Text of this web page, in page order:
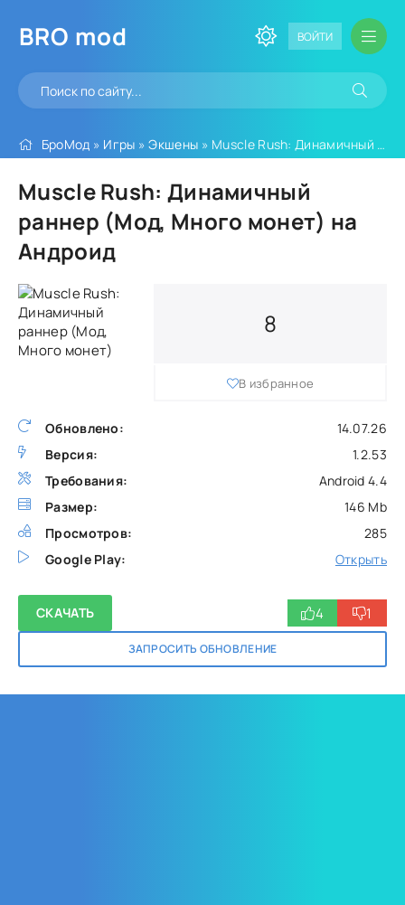
BRO mod ВОЙТИ
БроМод » Игры »Экшены » Muscle Rush: Динамичный раннер (Мод, Много монет)
Muscle Rush: Динамичный
раннер (Мод, Много монет) на
Андроид
Обновлено:
14.07.26
Версия:
1.2.53
Требования:
Android 4.4
Размер:
146 Mb
Просмотров:
285
Google Play:
Открыть
8
В избранное
СКАЧАТЬ
ЗАПРОСИТЬ ОБНОВЛЕНИЕ
4 1